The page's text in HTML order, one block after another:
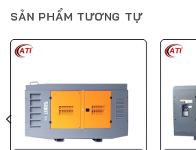
SẢN PHẨM TƯƠNG TỰ